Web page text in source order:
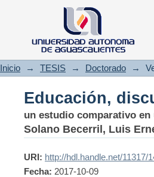
Educación,
Inicio → TESIS → Doctorado →
Educación,
un estudio comparativo
Solano Becerril, Luis
URI: http://hdl.handle.net/11317/
Fecha: 2017-10-09